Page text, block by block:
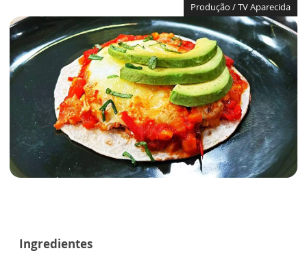
Produção / TV Aparecida
Ingredientes